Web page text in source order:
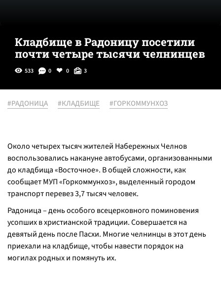
Кладбище в Радоницу посетили
почти четыре тысячи челнинцев
533 0 0 3
#РАДОНИЦА #КЛАДБИЩЕ #ГОРКОММУНХОЗ
Около четырех тысяч жителей Набережных Челнов
воспользовались накануне автобусами, организованными
до кладбища «Восточное». В общей сложности, как
сообщает МУП «Горкоммунхоз», выделенный городом
транспорт перевез 3,7 тысяч человек.
Радоница – день особого всецерковного поминовения
усопших в христианской традиции. Совершается на
девятый день после Пасхи. Многие челнинцы в этот день
приехали на кладбище, чтобы навести порядок на
могилах родных и помянуть их.